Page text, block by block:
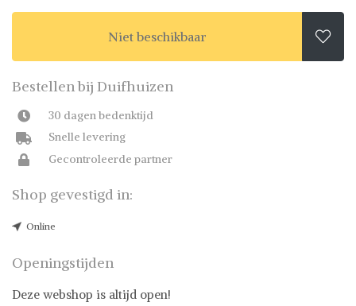
probleemloze en veilige bestelervaring. Waar wacht je nog
op? Bezoek vandaag nog Shwaybox en vind jouw perfecte
Niet beschikbaar 
Bestellen bij Duifhuizen
30 dagen bedenktijd
Snelle levering
Gecontroleerde partner
Shop gevestigd in:
Online
Openingstijden
Deze webshop is altijd open!